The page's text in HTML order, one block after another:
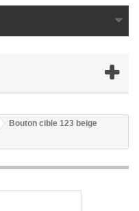
Bouton cible 123 beige